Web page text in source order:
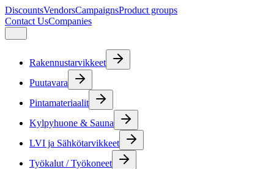
DiscountsVendorsCampaignsProduct groups
Contact UsCompanies
Rakennustarvikkeet
Puutavara
Pintamateriaalit
Kylpyhuone & Sauna
LVI ja Sähkötarvikkeet
Työkalut / Työkoneet